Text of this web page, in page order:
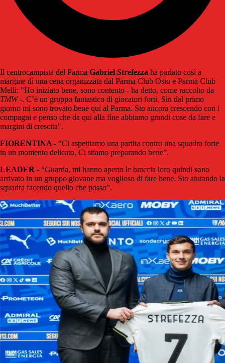
Il centrocampista del Parma Gabriel Strefezza ha parlato così a
margine di una cena organizzata dal Parma Club Osio e Parma Club
Melli: "Ho iniziato bene, sono contento - ha detto, come raccolto da
TMW-. C’è un gruppo fantastico di giocatori forti. Sin dal primo
giorno mi sono trovato bene qui al Parma. Sto ancora crescendo con i
compagni e penso che da qui alla fine abbiamo grandi cose da fare e
margini di crescita".
FIORENTINA - “Ci aspettiamo una partita contro una squadra forte
in un momento delicato. Ci stiamo preparando bene”.
LEADER - “Guarda, mi hanno aperto le braccia loro quindi sono
arrivato in un gruppo giovane ma voglioso di fare bene. Sto aiutando la
squadra facendo quello che posso”.